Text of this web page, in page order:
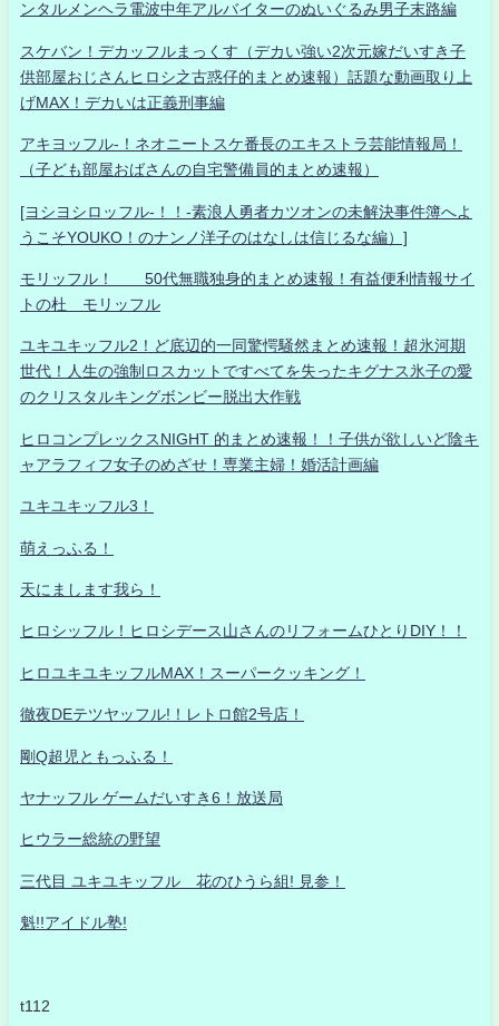
ンタルメンヘラ電波中年アルバイターのぬいぐるみ男子末路編
スケバン！デカッフルまっくす（デカい強い2次元嫁だいすき子
供部屋おじさんヒロシ之古惑仔的まとめ速報）話題な動画取り上
げMAX！デカいは正義刑事編
アキヨッフル-！ネオニートスケ番長のエキストラ芸能情報局！
（子ども部屋おばさんの自宅警備員的まとめ速報）
[ヨシヨシロッフル-！！-素浪人勇者カツオンの未解決事件簿へよ
うこそYOUKO！のナンノ洋子のはなしは信じるな編）]
モリッフル！ 50代無職独身的まとめ速報！有益便利情報サイ
トの杜 モリッフル
ユキユキッフル2！ど底辺的一同驚愕騒然まとめ速報！超氷河期
世代！人生の強制ロスカットですべてを失ったキグナス氷子の愛
のクリスタルキングボンビー脱出大作戦
ヒロコンプレックスNIGHT 的まとめ速報！！子供が欲しいど陰キ
ャアラフィフ女子のめざせ！専業主婦！婚活計画編
ユキユキッフル3！
萌えっふる！
天にまします我ら！
ヒロシッフル！ヒロシデース山さんのリフォームひとりDIY！！
ヒロユキユキッフルMAX！スーパークッキング！
徹夜DEテツヤッフル!！レトロ館2号店！
剛Q超児ともっふる！
ヤナッフル ゲームだいすき6！放送局
ヒウラー総統の野望
三代目 ユキユキッフル 花のひうら組! 見参！
魁!!アイドル塾!
t112